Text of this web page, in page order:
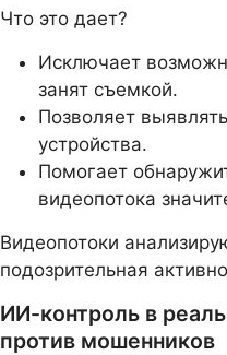
Что это дает?
Исключает
занят съемкой.
Позволяет
устройства.
Помогает
видеопотока
Видеопотоки
подозрительная
ИИ-контроль в
против мошенников